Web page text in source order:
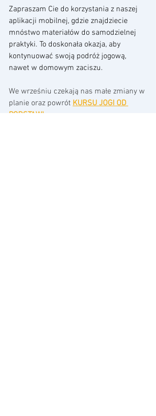
Zapraszam Cie do korzystania z naszej
aplikacji mobilnej, gdzie znajdziecie
mnóstwo materiałów do samodzielnej
praktyki. To doskonała okazja, aby
kontynuować swoją podróż jogową,
nawet w domowym zaciszu.
We wrześniu czekają nas małe zmiany w
planie oraz powrót KURSU JOGI OD
PODSTAW!